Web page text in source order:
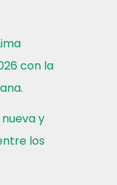
con la
y
los